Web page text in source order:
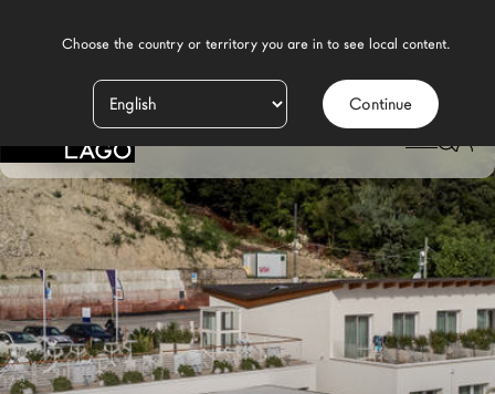
Continue
Prodotti
Ispirazione
Configuratore
Contract
Negozi